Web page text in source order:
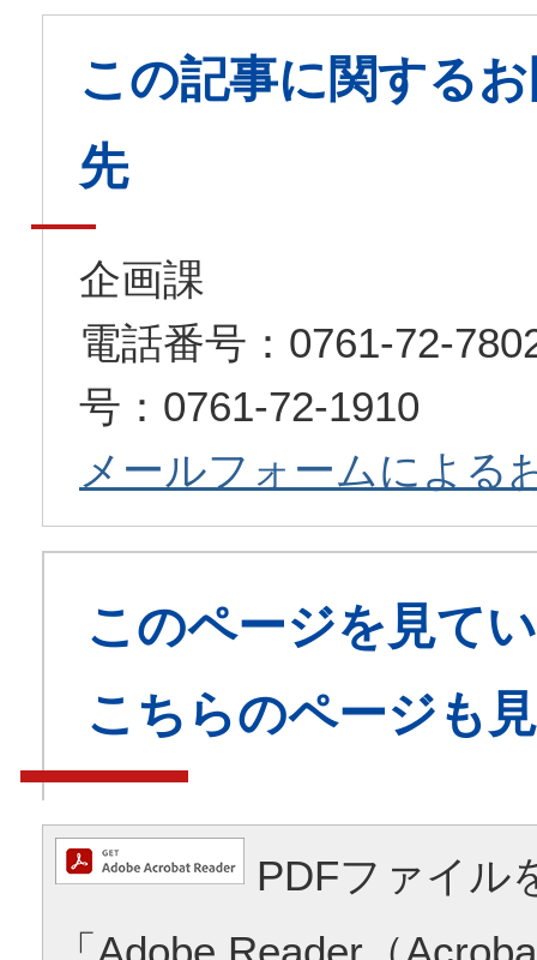
この記事に関する
先
企画課
電話番号：0761-72-
号：0761-72-1910
メールフォームによる
このページを見て
こちらのページも
PDFファイル